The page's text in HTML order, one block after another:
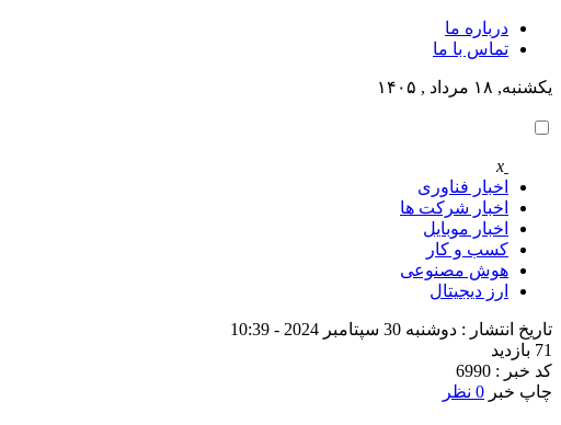
درباره ما
تماس با ما
یکشنبه, ۱۸ مرداد , ۱۴۰۵
x
اخبار فناوری
اخبار شرکت ها
اخبار موبایل
کسب و کار
هوش مصنوعی
ارز دیجیتال
تاریخ انتشار : دوشنبه 30 سپتامبر 2024 - 10:39
71 بازدید
کد خبر : 6990
چاپ خبر 0 نظر